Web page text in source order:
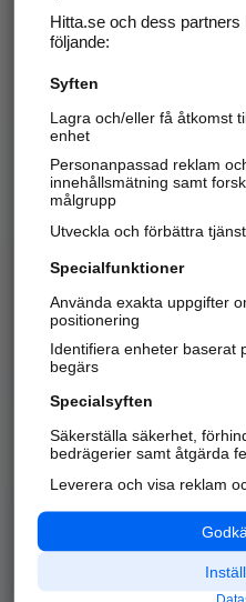
Hitta.se - Gratis
Sök företag, personer och
Hitta telefonnummer,
Kom
Alla kategorier
API & Kartor
Hitta.se och dess
följande:
Syften
Lagra och/eller få åtkomst
enhet
Personanpassad reklam
innehållsmätning samt
målgrupp
Utveckla och förbättra
Specialfunktioner
Använda exakta uppgifter
positionering
Identifiera enheter baserat
begärs
Specialsyften
Säkerställa säkerhet,
bedrägerier samt åtgärda
Leverera och visa reklam